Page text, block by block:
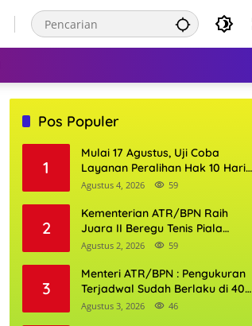
Pos Populer
1
Mulai 17 Agustus, Uji Coba
Layanan Peralihan Hak 10 Hari
di 15 Kantor Pertanahan
Agustus 4, 2026 59
2
Kementerian ATR/BPN Raih
Juara II Beregu Tenis Piala
Gubernur DKI Jakarta 2026
Agustus 2, 2026 59
3
Menteri ATR/BPN : Pengukuran
Terjadwal Sudah Berlaku di 400
Kantor Pertanahan
Agustus 3, 2026 46